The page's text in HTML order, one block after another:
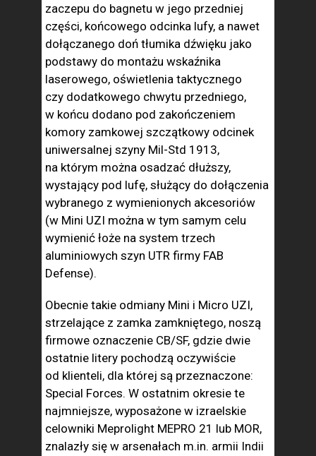
zaczepu do bagnetu w jego przedniej
części, końcowego odcinka lufy, a nawet
dołączanego doń tłumika dźwięku jako
podstawy do montażu wskaźnika
laserowego, oświetlenia taktycznego
czy dodatkowego chwytu przedniego,
w końcu dodano pod zakończeniem
komory zamkowej szczątkowy odcinek
uniwersalnej szyny Mil-Std 1913,
na którym można osadzać dłuższy,
wystający pod lufę, służący do dołączenia
wybranego z wymienionych akcesoriów
(w Mini UZI można w tym samym celu
wymienić łoże na system trzech
aluminiowych szyn UTR firmy FAB
Defense).
Obecnie takie odmiany Mini i Micro UZI,
strzelające z zamka zamkniętego, noszą
firmowe oznaczenie CB/SF, gdzie dwie
ostatnie litery pochodzą oczywiście
od klienteli, dla której są przeznaczone:
Special Forces. W ostatnim okresie te
najmniejsze, wyposażone w izraelskie
celowniki Meprolight MEPRO 21 lub MOR,
znalazły się w arsenałach m.in. armii Indii